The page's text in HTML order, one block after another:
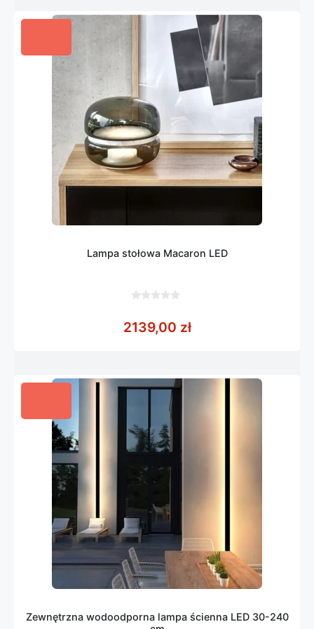
Lampa stołowa Macaron LED
5
2139,00 zł
Zewnętrzna wodoodporna lampa ścienna LED 30-240